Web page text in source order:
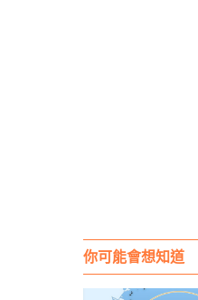
你可能會想知道